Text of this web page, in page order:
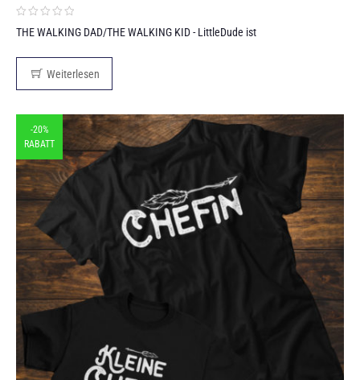
THE WALKING DAD/THE WALKING KID - LittleDude ist
Weiterlesen
-20%
RABATT